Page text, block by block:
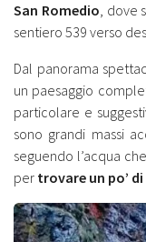
San Romedio, dove
sentiero 539 verso
Dal panorama
un paesaggio
particolare e
sono grandi massi
seguendo l’acqua
per trovare un po’